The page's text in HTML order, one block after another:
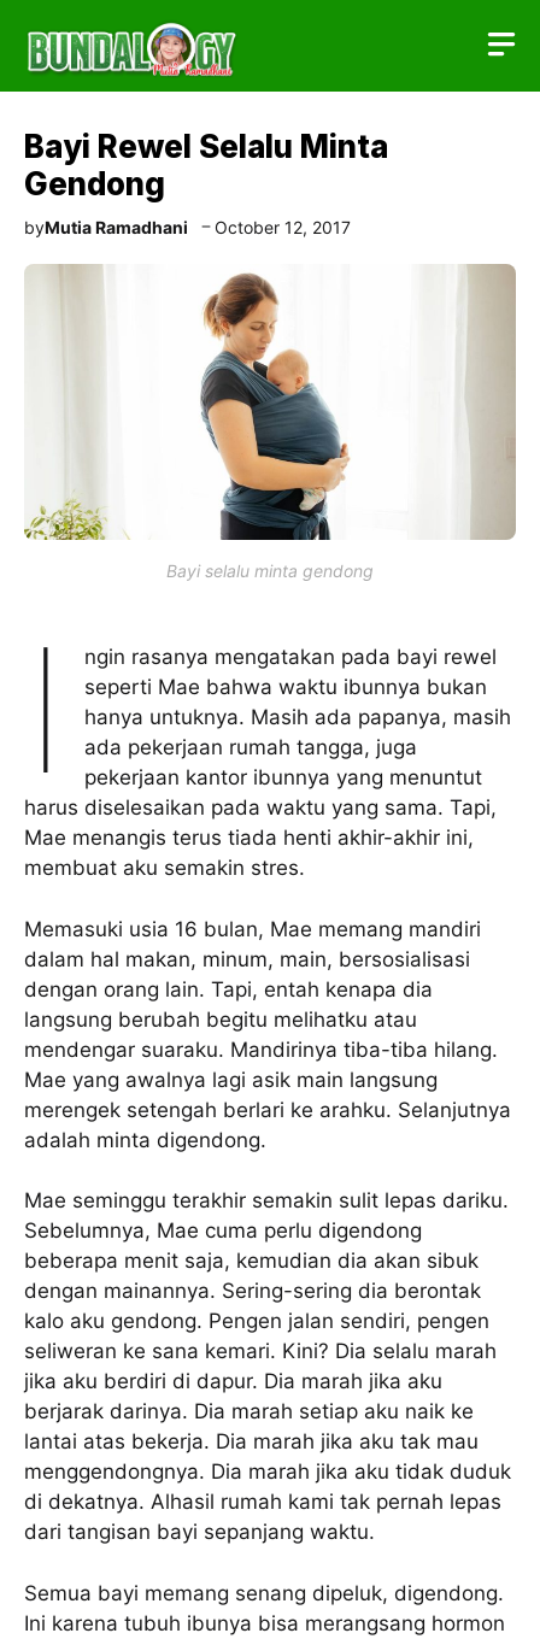
content
Bayi Rewel Selalu Minta
Gendong
byMutia Ramadhani October 12, 2017
Bayi selalu minta gendong
I
ngin rasanya mengatakan pada bayi rewel
seperti Mae bahwa waktu ibunnya bukan
hanya untuknya. Masih ada papanya, masih
ada pekerjaan rumah tangga, juga
pekerjaan kantor ibunnya yang menuntut
harus diselesaikan pada waktu yang sama. Tapi,
Mae menangis terus tiada henti akhir-akhir ini,
membuat aku semakin stres.
Memasuki usia 16 bulan, Mae memang mandiri
dalam hal makan, minum, main, bersosialisasi
dengan orang lain. Tapi, entah kenapa dia
langsung berubah begitu melihatku atau
mendengar suaraku. Mandirinya tiba-tiba hilang.
Mae yang awalnya lagi asik main langsung
merengek setengah berlari ke arahku. Selanjutnya
adalah minta digendong.
Mae seminggu terakhir semakin sulit lepas dariku.
Sebelumnya, Mae cuma perlu digendong
beberapa menit saja, kemudian dia akan sibuk
dengan mainannya. Sering-sering dia berontak
kalo aku gendong. Pengen jalan sendiri, pengen
seliweran ke sana kemari. Kini? Dia selalu marah
jika aku berdiri di dapur. Dia marah jika aku
berjarak darinya. Dia marah setiap aku naik ke
lantai atas bekerja. Dia marah jika aku tak mau
menggendongnya. Dia marah jika aku tidak duduk
di dekatnya. Alhasil rumah kami tak pernah lepas
dari tangisan bayi sepanjang waktu.
Semua bayi memang senang dipeluk, digendong.
Ini karena tubuh ibunya bisa merangsang hormon